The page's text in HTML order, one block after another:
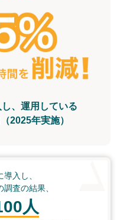
、運用している
2025年実施）
入し、
査の結果、
人